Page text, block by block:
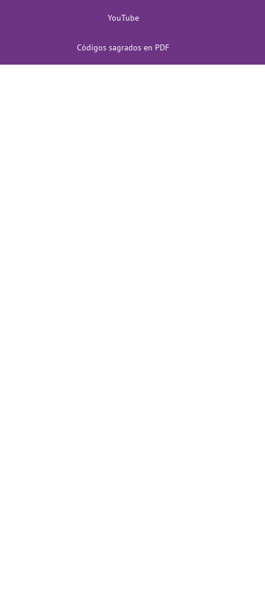
YouTube
Códigos sagrados en PDF